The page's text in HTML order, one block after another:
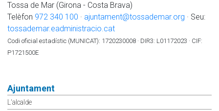
Tossa de Mar (Girona - Costa Brava)
Telèfon 972 340 100 · ajuntament@tossademar.org · Seu:
tossademar.eadministracio.cat
Codi oficial estadístic (MUNICAT): 1720230008 · DIR3: L01172023 · CIF:
P1721500E
Ajuntament
L'alcalde